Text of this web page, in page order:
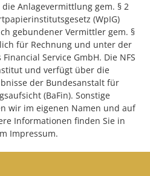
Anlagevermittlung gem. § 2
(WpIG)
gebundener Vermittler gem. §
für Rechnung und unter der
Service GmbH. Die NFS
und verfügt über die
der Bundesanstalt für
(BaFin). Sonstige
wir im eigenen Namen und auf
Informationen finden Sie in
Impressum.